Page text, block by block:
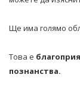
Ще има голямо
Това е
познанства.